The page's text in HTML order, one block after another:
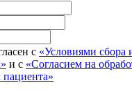
с «Условиями сбора
и с «Согласием на